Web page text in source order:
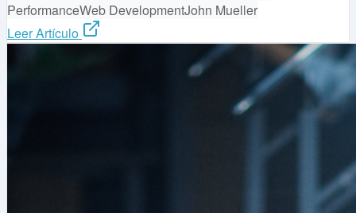
PerformanceWeb DevelopmentJohn Mueller
Leer Artículo